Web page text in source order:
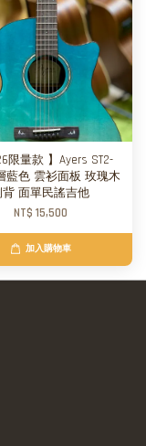
限量款 】Ayers ST2-
藍色 雲衫面板 玫瑰木
背 面單民謠吉他
NT$ 15,500
加入購物車